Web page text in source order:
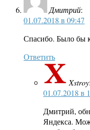
Дмитрий:
01.07.2018 в 09:47
Спасибо. Было бы
Ответить
Xstroy:
01.07.2018 в
Дмитрий,
Яндекса.